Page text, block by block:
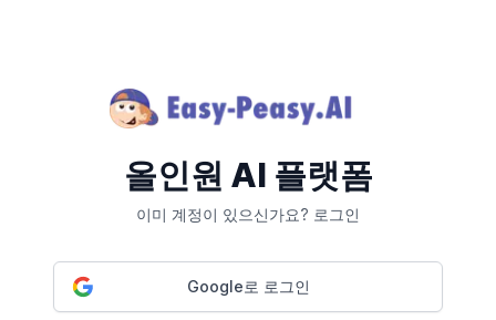
올인원 AI 플랫폼
이미 계정이 있으신가요? 로그인
Google로 로그인